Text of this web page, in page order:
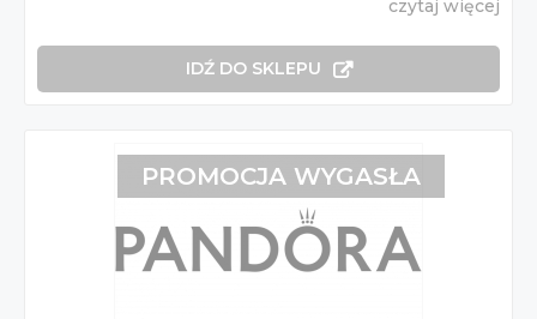
czytaj więcej
IDŹ DO SKLEPU
PROMOCJA WYGASŁA